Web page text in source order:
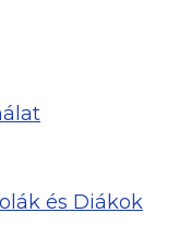
és Diákok